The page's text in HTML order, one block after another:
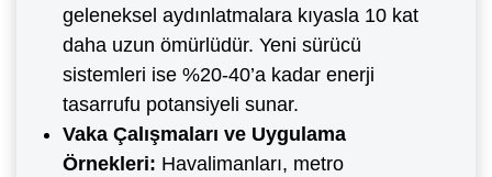
geleneksel aydınlatmalara kıyasla 10 kat
daha uzun ömürlüdür. Yeni sürücü
sistemleri ise %20-40’a kadar enerji
tasarrufu potansiyeli sunar.
Vaka Çalışmaları ve Uygulama
Örnekleri: Havalimanları, metro